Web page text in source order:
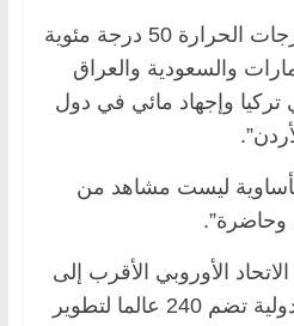
وأضاف “لقد تجاوزت درجات الحرارة 50 درجة مئوية
والسعودية والعراق
تركيا وإجهاد مائي في دول
ليست مشاهد من
وحاضرة”.
الأوروبي الأقرب إلى
الشرق الأوسط، حملة دولية تضم 240 عالما لتطوير